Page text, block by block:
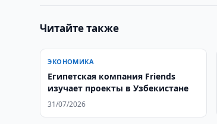
Читайте также
ЭКОНОМИКА
Египетская компания Friends
изучает проекты в Узбекистане
31/07/2026